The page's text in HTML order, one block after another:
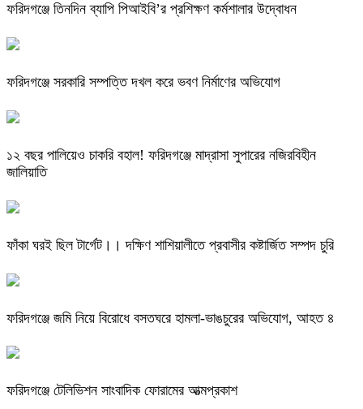
ফরিদগঞ্জে তিনদিন ব্যাপি পিআইবি’র প্রশিক্ষণ কর্মশালার উদ্বোধন
ফরিদগঞ্জে সরকারি সম্পত্তি দখল করে ভবণ নির্মাণের অভিযোগ
১২ বছর পালিয়েও চাকরি বহাল! ফরিদগঞ্জে মাদ্রাসা সুপারের নজিরবিহীন
জালিয়াতি
ফাঁকা ঘরই ছিল টার্গেট।। দক্ষিণ শাশিয়ালীতে প্রবাসীর কষ্টার্জিত সম্পদ চুরি
ফরিদগঞ্জে জমি নিয়ে বিরোধে বসতঘরে হামলা-ভাঙচুরের অভিযোগ, আহত ৪
ফরিদগঞ্জে টেলিভিশন সাংবাদিক ফোরামের আত্মপ্রকাশ